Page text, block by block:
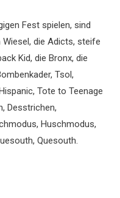
Fest spielen, sind
die Adicts, steife
Kid, die Bronx, die
Tsol,
Tote to Teenage
Desstrichen,
Huschmodus,
Quesouth.